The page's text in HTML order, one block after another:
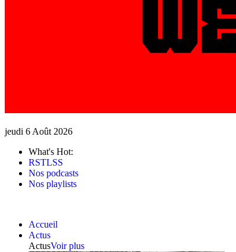
jeudi 6 Août 2026
What's Hot:
RSTLSS
Nos podcasts
Nos playlists
Accueil
Actus
ActusVoir plus